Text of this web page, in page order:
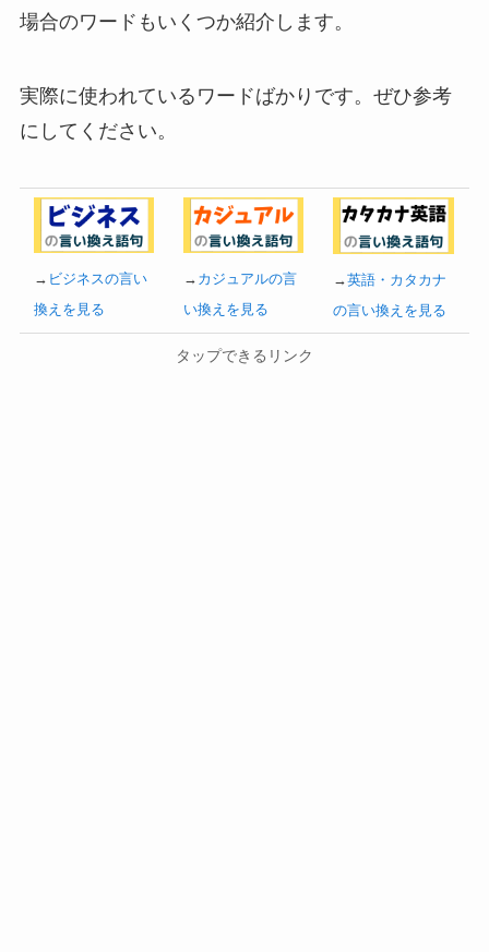
場合のワードもいくつか紹介します。
実際に使われているワードばかりです。ぜひ参考
にしてください。
→ ビジネスの言い
換えを見る
→ カジュアルの言
い換えを見る
→英語・カタカナ
の言い換えを見る
タップできるリンク